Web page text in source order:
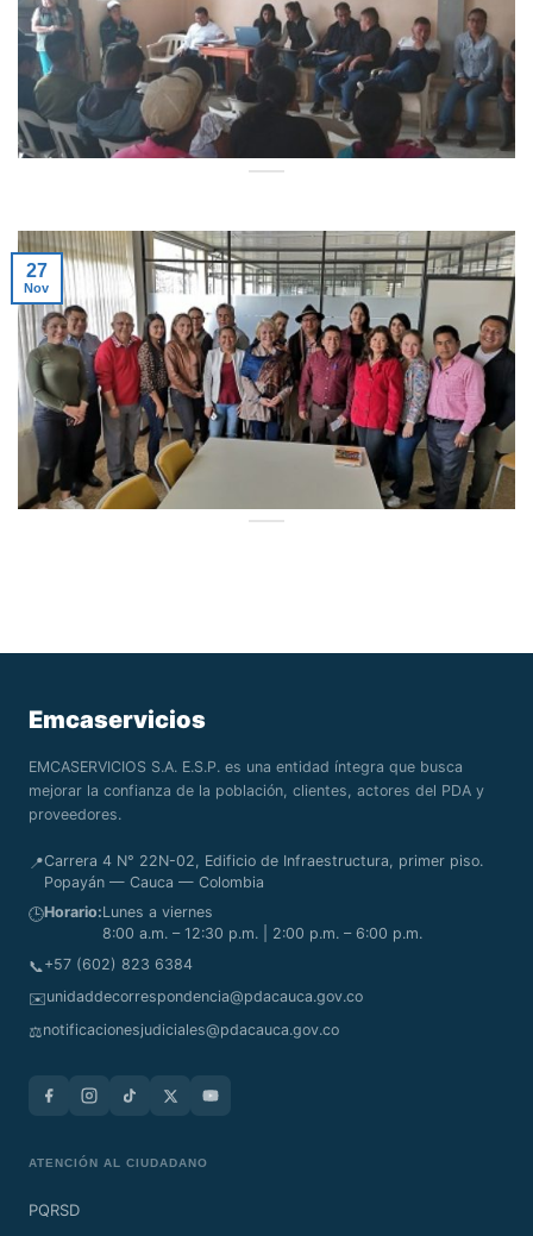
27
Nov
Emcaservicios
EMCASERVICIOS S.A. E.S.P. es una entidad íntegra que busca
mejorar la confianza de la población, clientes, actores del PDA y
proveedores.
📍Carrera 4 N° 22N-02, Edificio de Infraestructura, primer piso.
Popayán — Cauca — Colombia
🕒Horario:Lunes a viernes
8:00 a.m. – 12:30 p.m. | 2:00 p.m. – 6:00 p.m.
📞+57 (602) 823 6384
✉️unidaddecorrespondencia@pdacauca.gov.co
⚖️notificacionesjudiciales@pdacauca.gov.co
ATENCIÓN AL CIUDADANO
PQRSD